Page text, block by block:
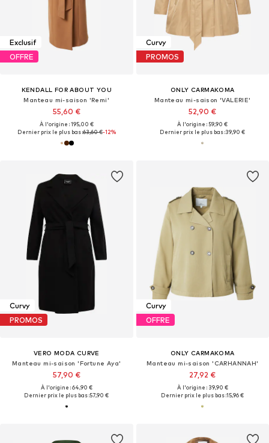
Exclusif
OFFRE
KENDALL FOR ABOUT YOU
Manteau mi-saison 'Remi'
55,60 €
À l'origine : 195,00 €
Dernier prix le plus bas :63,60 €-12%
Curvy
PROMOS
ONLY CARMAKOMA
Manteau mi-saison 'VALERIE'
52,90 €
À l'origine : 59,90 €
Dernier prix le plus bas :39,90 €
Curvy
PROMOS
VERO MODA CURVE
Manteau mi-saison 'Fortune Aya'
57,90 €
À l'origine : 64,90 €
Dernier prix le plus bas :57,90 €
Curvy
OFFRE
ONLY CARMAKOMA
Manteau mi-saison 'CARHANNAH'
27,92 €
À l'origine : 39,90 €
Dernier prix le plus bas :15,96 €